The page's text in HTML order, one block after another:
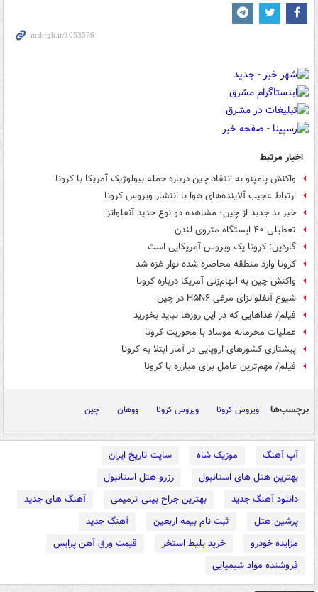
اخبار مرتبط
واکنش پامپئو به انتقاد چین درباره حمله بیولوژیک آمریکا با کرونا
ارتباط عجیب آلاینده‌های هوا با انتشار ویروس کرونا
خبر بد جدید از چین؛ مشاهده دو نوع جدید آنفلوانزا
تعطیلی ۴۰ ایستگاه متروی لندن
گاردین: کرونا یک ویروس آمریکایی است
کرونا وارد منطقه محاصره شده نوار غزه شد
واکنش چین به اتهام‌زنی آمریکا درباره کرونا
شیوع آنفلوانزای مرغی H۵N۶ در چین
فیلم/ غذاهایی که در این روزها نباید بخورید
عملیات محرمانه موساد با محوریت کرونا
پیشتازی کشورهای اروپایی در آمار ابتلا به کرونا
فیلم/ مهم‌ترین عامل برای مبارزه با کرونا
برچسب‌ها ویروس کرونا ویروس کرونا ووهان چین
آپ آهنگ موزیک شاه
سایت تاریخ ایران
بهترین هتل های استانبول
رزرو هتل استانبول
دانلود آهنگ جدید
بهترین جراح بینی ترمیمی
آهنگ های جدید
پرشین هتل
ثبت نام بیمه اربعین
آهنگ جدید
مزایده خودرو
خرید بلیط استخر
قیمت ورق آهن پرایس
فروشنده مواد شیمیایی